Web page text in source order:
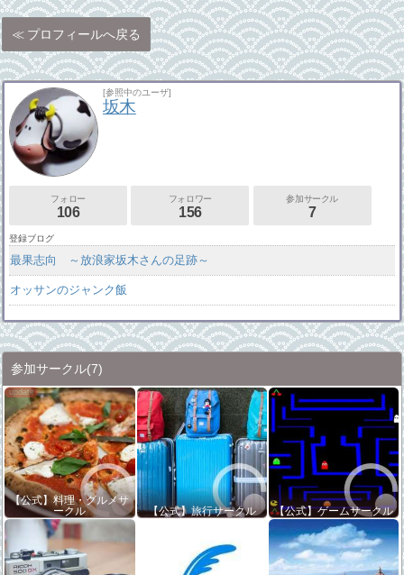
プロフィールへ戻る
[参照中のユーザ]
坂木
フォロー
106
フォロワー
156
参加サークル
7
登録ブログ
最果志向 ～放浪家坂木さんの足跡～
オッサンのジャンク飯
参加サークル(7)
【公式】料理・グルメサ
ークル
【公式】旅行サークル 【公式】ゲームサークル